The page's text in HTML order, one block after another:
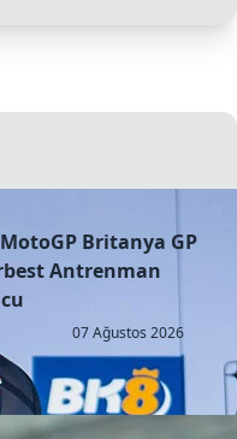
Britanya GP
Antrenman
07 Ağustos 2026